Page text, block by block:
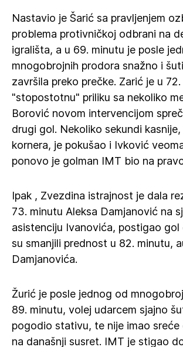
Nastavio je Šarić sa pravljenjem
problema protivničkoj odbrani na
igrališta, a u 69. minutu je posle
mnogobrojnih prodora snažno i
završila preko prečke. Zarić je u
"stopostotnu" priliku sa nekoliko
Borović novom intervencijom
drugi gol. Nekoliko sekundi
kornera, je pokušao i Ivković
ponovo je golman IMT bio na
Ipak , Zvezdina istrajnost je dala
73. minutu Aleksa Damjanović na
asistenciju Ivanovića, postigao gol
su smanjili prednost u 82. minutu,
Damjanovića.
Žurić je posle jednog od
89. minutu, volej udarcem sjajno
pogodio stativu, te nije imao
na današnji susret. IMT je stigao